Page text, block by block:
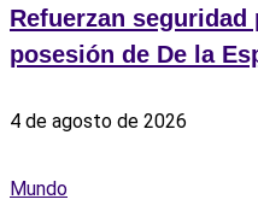
Refuerzan seguridad
posesión de De la
4 de agosto de 2026
Mundo